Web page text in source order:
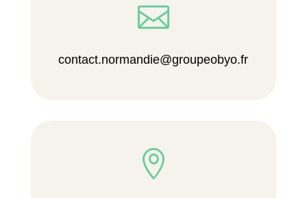

contact.normandie@groupeobyo.fr
